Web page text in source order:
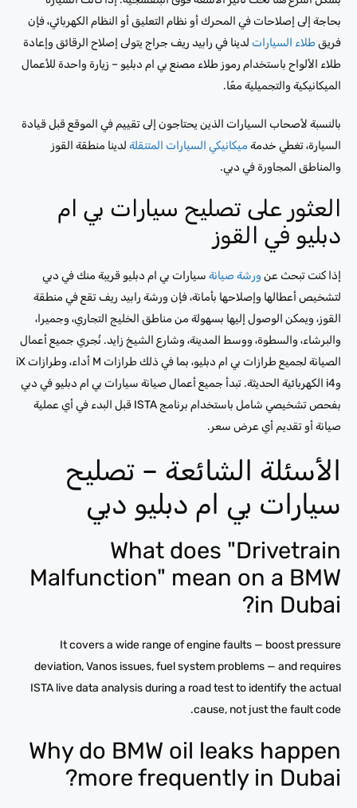
بحاجة إلى إصلاحات في المحرك أو نظام التعليق أو النظام الكهربائي، فإن
فريق طلاء السيارات لدينا في رابيد ريف جراج يتولى إصلاح الرقائق وإعادة
طلاء الألواح باستخدام رموز طلاء مصنع بي ام دبليو – زيارة واحدة للأعمال
الميكانيكية والتجميلية معًا.
بالنسبة لأصحاب السيارات الذين يحتاجون إلى تقييم في الموقع قبل قيادة
السيارة، تغطي خدمة ميكانيكي السيارات المتنقلة لدينا منطقة القوز
والمناطق المجاورة في دبي.
العثور على تصليح سيارات بي ام
دبليو في القوز
إذا كنت تبحث عن ورشة صيانة سيارات بي ام دبليو قريبة منك في دبي
لتشخيص أعطالها وإصلاحها بأمانة، فإن ورشة رابيد ريف تقع في منطقة
القوز، ويمكن الوصول إليها بسهولة من مناطق الخليج التجاري، وجميرا،
والبرشاء، والسطوة، ووسط المدينة، وشارع الشيخ زايد. نُجري جميع أعمال
الصيانة لجميع طرازات بي ام دبليو، بما في ذلك طرازات M أداء، وطرازات iX
وi4 الكهربائية الحديثة. تبدأ جميع أعمال صيانة سيارات بي ام دبليو في دبي
بفحص تشخيصي شامل باستخدام برنامج ISTA قبل البدء في أي عملية
صيانة أو تقديم أي عرض سعر.
الأسئلة الشائعة – تصليح
سيارات بي ام دبليو دبي
What does "Drivetrain
Malfunction" mean on a BMW
in Dubai?
It covers a wide range of engine faults — boost pressure
deviation, Vanos issues, fuel system problems — and requires
ISTA live data analysis during a road test to identify the actual
cause, not just the fault code.
Why do BMW oil leaks happen
more frequently in Dubai?